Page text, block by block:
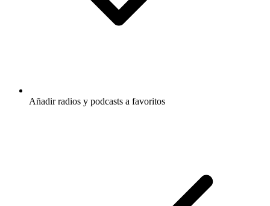
Añadir radios y podcasts a favoritos